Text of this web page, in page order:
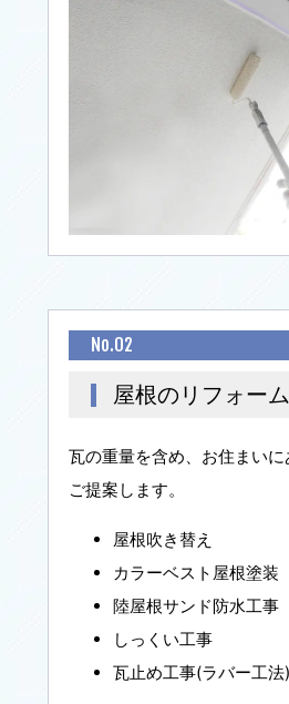
No.02
屋根のリフォーム
瓦の重量を含め、お住まい
ご提案します。
屋根吹き替え
カラーベスト屋根塗装
陸屋根サンド防水工事
しっくい工事
瓦止め工事(ラバー工法)